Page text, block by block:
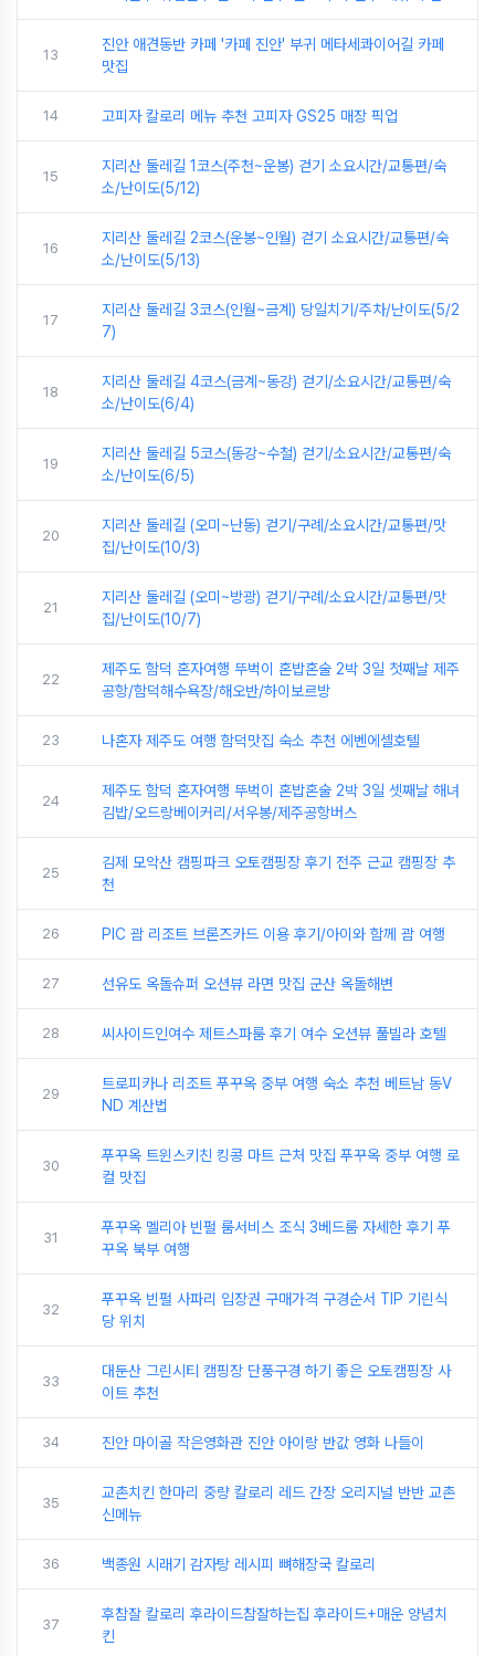
13
진안 애견동반 카페 '카페 진안' 부귀 메타세콰이어길 카페
맛집
14 고피자 칼로리 메뉴 추천 고피자 GS25 매장 픽업
15
지리산 둘레길 1코스(주천~운봉) 걷기 소요시간/교통편/숙
소/난이도(5/12)
16
지리산 둘레길 2코스(운봉~인월) 걷기 소요시간/교통편/숙
소/난이도(5/13)
17
지리산 둘레길 3코스(인월~금계) 당일치기/주차/난이도(5/2
7)
18
지리산 둘레길 4코스(금계~동강) 걷기/소요시간/교통편/숙
소/난이도(6/4)
19
지리산 둘레길 5코스(동강~수철) 걷기/소요시간/교통편/숙
소/난이도(6/5)
20
지리산 둘레길 (오미~난동) 걷기/구례/소요시간/교통편/맛
집/난이도(10/3)
21
지리산 둘레길 (오미~방광) 걷기/구례/소요시간/교통편/맛
집/난이도(10/7)
22
제주도 함덕 혼자여행 뚜벅이 혼밥혼술 2박 3일 첫째날 제주
공항/함덕해수욕장/해오반/하이보르방
23 나혼자 제주도 여행 함덕맛집 숙소 추천 에벤에셀호텔
24
제주도 함덕 혼자여행 뚜벅이 혼밥혼술 2박 3일 셋째날 해녀
김밥/오드랑베이커리/서우봉/제주공항버스
25
김제 모악산 캠핑파크 오토캠핑장 후기 전주 근교 캠핑장 추
천
26 PIC 괌 리조트 브론즈카드 이용 후기/아이와 함께 괌 여행
27 선유도 옥돌슈퍼 오션뷰 라면 맛집 군산 옥돌해변
28 씨사이드인여수 제트스파룸 후기 여수 오션뷰 풀빌라 호텔
29
트로피카나 리조트 푸꾸옥 중부 여행 숙소 추천 베트남 동V
ND 계산법
30
푸꾸옥 트윈스키친 킹콩 마트 근처 맛집 푸꾸옥 중부 여행 로
컬 맛집
31
푸꾸옥 멜리아 빈펄 룸서비스 조식 3베드룸 자세한 후기 푸
꾸옥 북부 여행
32
푸꾸옥 빈펄 사파리 입장권 구매가격 구경순서 TIP 기린식
당 위치
33
대둔산 그린시티 캠핑장 단풍구경 하기 좋은 오토캠핑장 사
이트 추천
34 진안 마이골 작은영화관 진안 아이랑 반값 영화 나들이
35
교촌치킨 한마리 중량 칼로리 레드 간장 오리지널 반반 교촌
신메뉴
36 백종원 시래기 감자탕 레시피 뼈해장국 칼로리
37
후참잘 칼로리 후라이드참잘하는집 후라이드+매운 양념치
킨